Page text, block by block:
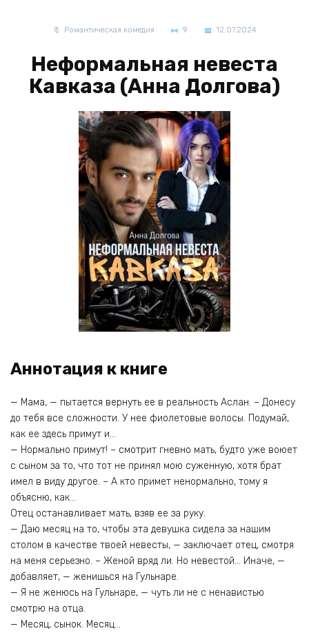
Романтическая комедия 9 12.07.2024
Неформальная невеста
Кавказа (Анна Долгова)
Аннотация к книге
— Мама, — пытается вернуть ее в реальность Аслан. – Донесу
до тебя все сложности. У нее фиолетовые волосы. Подумай,
как ее здесь примут и…
— Нормально примут! – смотрит гневно мать, будто уже воюет
с сыном за то, что тот не принял мою суженную, хотя брат
имел в виду другое. – А кто примет ненормально, тому я
объясню, как…
Отец останавливает мать, взяв ее за руку.
— Даю месяц на то, чтобы эта девушка сидела за нашим
столом в качестве твоей невесты, — заключает отец, смотря
на меня серьезно. – Женой вряд ли. Но невестой… Иначе, —
добавляет, — женишься на Гульнаре.
— Я не женюсь на Гульнаре, — чуть ли не с ненавистью
смотрю на отца.
— Месяц, сынок. Месяц…